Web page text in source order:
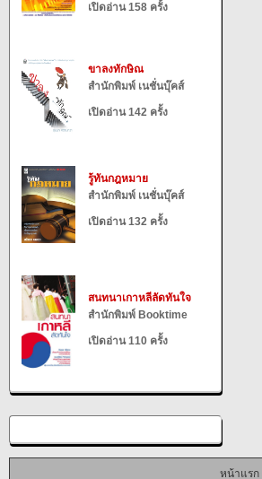
เปิดอ่าน 158 ครั้ง
ขาลงทักษิณ
สำนักพิมพ์ เนชั่นบุ๊คส์
เปิดอ่าน 142 ครั้ง
รู้ทันกฎหมาย
สำนักพิมพ์ เนชั่นบุ๊คส์
เปิดอ่าน 132 ครั้ง
สนทนาเกาหลีลัดทันใจ
สำนักพิมพ์ Booktime
เปิดอ่าน 110 ครั้ง
หน้าแรก|